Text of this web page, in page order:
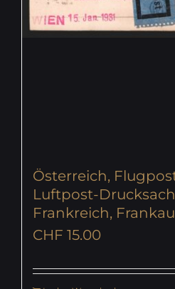
Österreich,
Luftpost-
Frankreich,
CHF 15.00